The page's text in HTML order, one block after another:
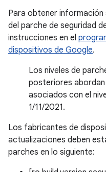
Para obtener
del parche de seguridad
instrucciones en el
dispositivos de Google.
Los niveles de
posteriores
asociados con el
1/11/2021.
Los fabricantes de
actualizaciones deben
parches en lo siguiente: